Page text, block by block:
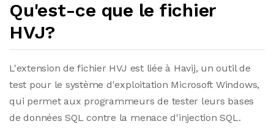
Qu'est-ce que le fichier
HVJ?
L'extension de fichier HVJ est liée à Havij, un outil de
test pour le système d'exploitation Microsoft Windows,
qui permet aux programmeurs de tester leurs bases
de données SQL contre la menace d'injection SQL.